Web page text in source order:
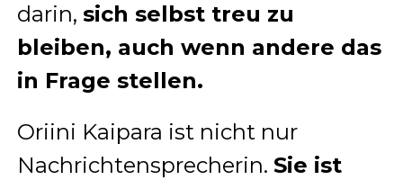
darin, sich selbst treu zu
bleiben, auch wenn andere das
in Frage stellen.
Oriini Kaipara ist nicht nur
Nachrichtensprecherin. Sie ist